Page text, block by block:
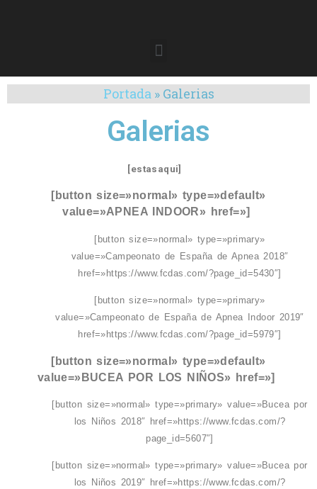
Portada» Galerias
Galerias
[estasaqui]
[button size=»normal» type=»default»
value=»APNEA INDOOR» href=»]
[button size=»normal» type=»primary»
value=»Campeonato de España de Apnea 2018″
href=»https://www.fcdas.com/?page_id=5430″]
[button size=»normal» type=»primary»
value=»Campeonato de España de Apnea Indoor 2019″
href=»https://www.fcdas.com/?page_id=5979″]
[button size=»normal» type=»default»
value=»BUCEA POR LOS NIÑOS» href=»]
[button size=»normal» type=»primary» value=»Bucea por
los Niños 2018″ href=»https://www.fcdas.com/?
page_id=5607″]
[button size=»normal» type=»primary» value=»Bucea por
los Niños 2019″ href=»https://www.fcdas.com/?